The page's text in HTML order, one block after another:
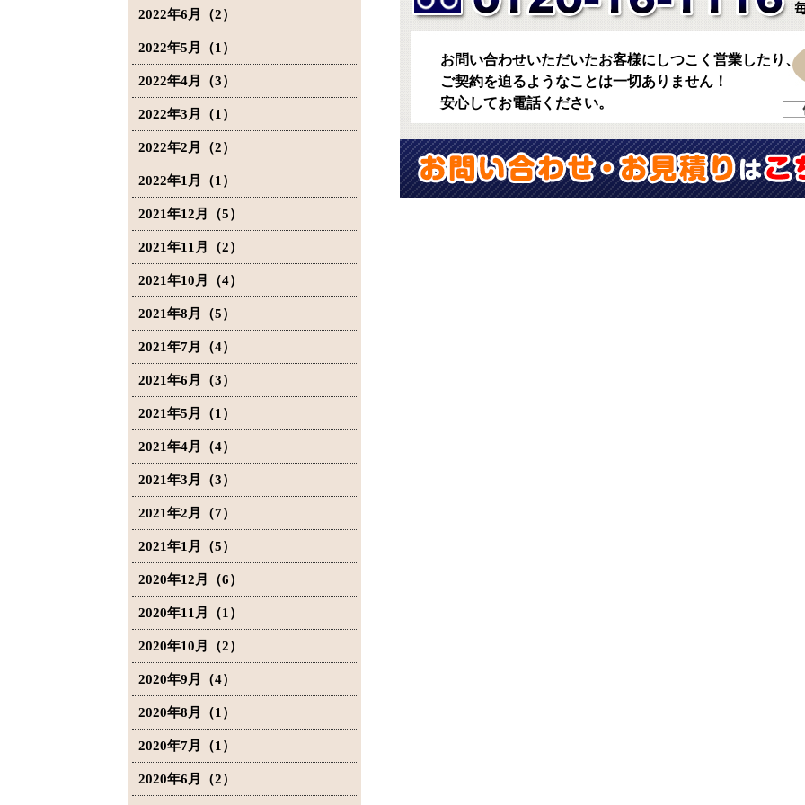
2022年6月（2）
2022年5月（1）
2022年4月（3）
2022年3月（1）
2022年2月（2）
2022年1月（1）
2021年12月（5）
2021年11月（2）
2021年10月（4）
2021年8月（5）
2021年7月（4）
2021年6月（3）
2021年5月（1）
2021年4月（4）
2021年3月（3）
2021年2月（7）
2021年1月（5）
2020年12月（6）
2020年11月（1）
2020年10月（2）
2020年9月（4）
2020年8月（1）
2020年7月（1）
2020年6月（2）
お問い合わせいただいたお客様にしつこく営業したり、
ご契約を迫るようなことは一切ありません！
安心してお電話ください。